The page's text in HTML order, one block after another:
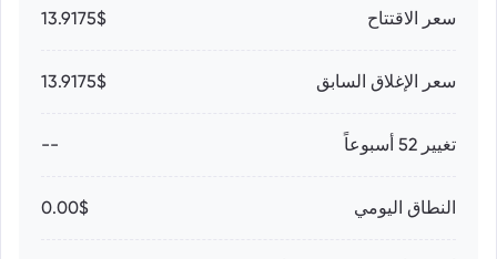
سعر الاقتتاح 13.9175$
سعر الإغلاق السابق 13.9175$
تغيير 52 أسبوعاً --
النطاق اليومي 0.00$